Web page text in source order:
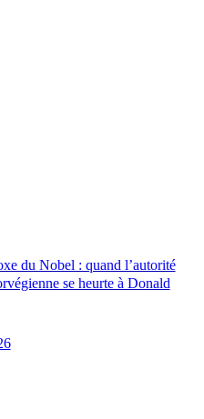
du Nobel : quand l’autorité
se heurte à Donald